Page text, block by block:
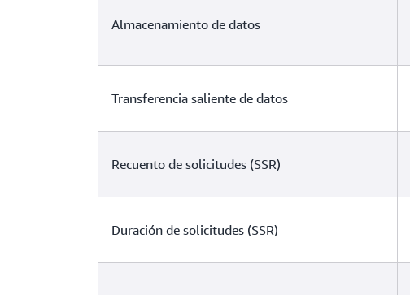
Almacenamiento de datos
Transferencia saliente de datos
Recuento de solicitudes (SSR)
Duración de solicitudes (SSR)